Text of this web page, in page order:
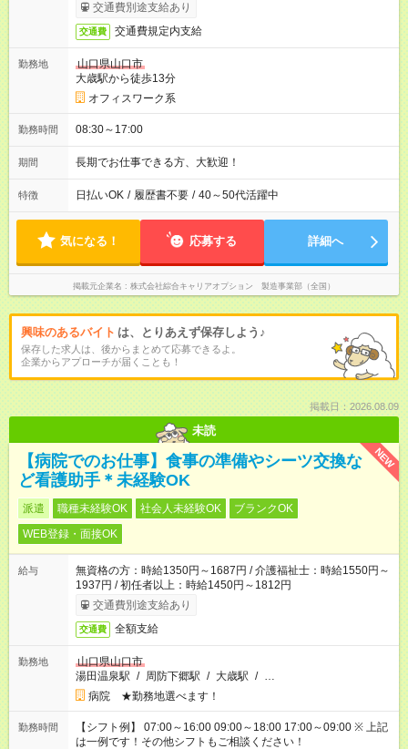
交通費別途支給あり
交通費 交通費規定内支給
勤務地
山口県山口市
大歳駅から徒歩13分
オフィスワーク系
勤務時間 08:30～17:00
期間 長期でお仕事できる方、大歓迎！
特徴 日払いOK / 履歴書不要 / 40～50代活躍中
気になる！ 応募する 詳細へ
掲載元企業名 株式会社綜合キャリアオプション 製造事業部（全国）
興味のあるバイト は、とりあえず保存しよう♪
保存した求人は、後からまとめて応募できるよ。
企業からアプローチが届くことも！
掲載日：2026.08.09
未読
NEW
【病院でのお仕事】食事の準備やシーツ交換な
ど看護助手＊未経験OK
派遣 職種未経験OK 社会人未経験OK
ブランクOK
WEB登録・面接OK
給与
無資格の方：時給1350円～1687円 / 介護福祉士：時給1550円～
1937円 / 初任者以上：時給1450円～1812円
交通費別途支給あり
交通費 全額支給
勤務地
山口県山口市
湯田温泉駅 / 周防下郷駅 / 大歳駅 / …
病院 ★勤務地選べます！
勤務時間
【シフト例】 07:00～16:00 09:00～18:00 17:00～09:00 ※ 上記
は一例です！その他シフトもご相談ください！